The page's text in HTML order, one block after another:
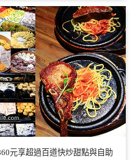
元享超過百道快炒甜點與自助